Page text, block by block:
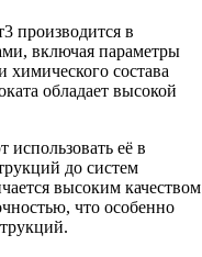
производится в
включая параметры
химического состава
обладает высокой
её в
до систем
высоким качеством
что особенно